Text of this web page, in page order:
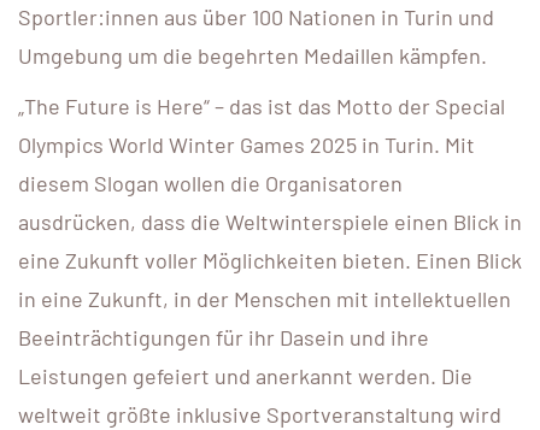
Sportler:innen aus über 100 Nationen in Turin und
Umgebung um die begehrten Medaillen kämpfen.
„The Future is Here“ – das ist das Motto der Special
Olympics World Winter Games 2025 in Turin. Mit
diesem Slogan wollen die Organisatoren
ausdrücken, dass die Weltwinterspiele einen Blick in
eine Zukunft voller Möglichkeiten bieten. Einen Blick
in eine Zukunft, in der Menschen mit intellektuellen
Beeinträchtigungen für ihr Dasein und ihre
Leistungen gefeiert und anerkannt werden. Die
weltweit größte inklusive Sportveranstaltung wird